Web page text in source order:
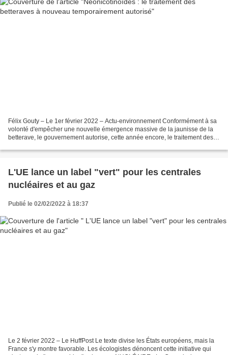
Félix Gouty – Le 1er février 2022 – Actu-environnement Conformément à sa
volonté d'empêcher une nouvelle émergence massive de la jaunisse de la
betterave, le gouvernement autorise, cette année encore, le traitement des
L'UE lance un label "vert" pour les centrales
nucléaires et au gaz
Publié le 02/02/2022 à 18:37
Le 2 février 2022 – Le HuffPost Le texte divise les États européens, mais la
France s'y montre favorable. Les écologistes dénoncent cette initiative qui